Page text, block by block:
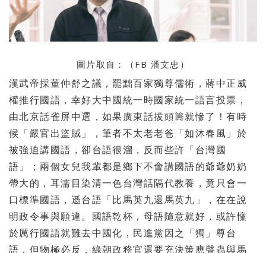
圖片取自：（FB 潘文忠 ）
漢武帝採董仲舒之議，罷黜百家獨尊儒術，蔣中正威
權推行國語，幸好大中國統一時國家統一語言投票，
由北京話雀屏中選，如果廣東話拔頭籌就慘了！有時
候「嚴官出盜賊」，筆者不太老老爸「如沐春風」於
被強迫講國語，卻台語很溜，反而些許「台灣國
語」；兩個女兒我輩都是鄉下不會講國語的爺爺奶奶
帶大的，耳濡目染清一色台灣話隔代教養，竟只會一
口標準國語，遜台語「比馬英九還馬英九」，在在說
明政令事與願違。國語乾杯，母語隨意就好，或許懍
於厲行國語就難去中國化，民進黨因之「獨」尊台
語，但物極必反，綠朝政務官還要充決策應聲蟲與馬